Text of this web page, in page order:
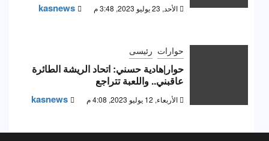
الأحد, 23 يوليو 2023, 3:48 م kasnews
حوارات رئيسى
حوار|هادية حسني: اتحاد الريشة الطائرة
عاقبني.. واللعبة تتراجع
الأربعاء, 12 يوليو 2023, 4:08 م kasnews